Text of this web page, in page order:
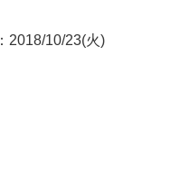
：2018/10/23(火)